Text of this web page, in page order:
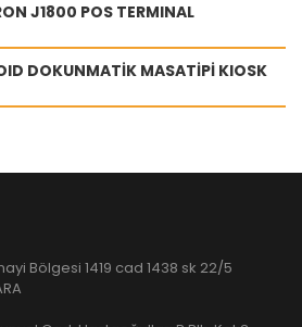
J1800 POS TERMINAL
DOKUNMATİK MASATİPİ KIOSK
Bölgesi 1419 cad 1438 sk 22/5